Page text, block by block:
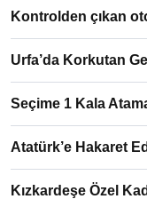
Kontrolden çıkan
Urfa’da Korkutan
Seçime 1 Kala
Atatürk’e Hakaret
Kızkardeşe Özel